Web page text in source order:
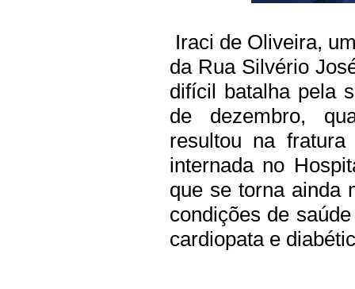
Iraci de Oliveira,
da Rua Silvério
difícil batalha pela
de dezembro,
resultou na
internada no
que se torna ainda
condições de
cardiopata e